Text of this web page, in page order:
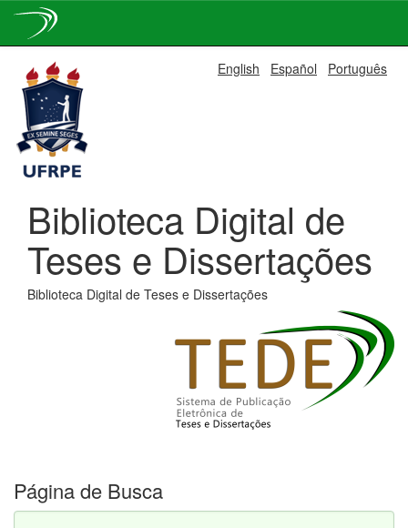
navigation
English Español Português
Biblioteca Digital de
Teses e Dissertações
Biblioteca Digital de Teses e Dissertações
Página de Busca